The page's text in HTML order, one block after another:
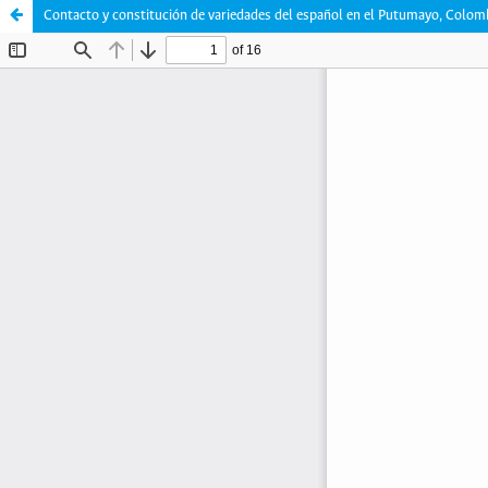
Contacto y constitución de variedades del español en el Putumayo,